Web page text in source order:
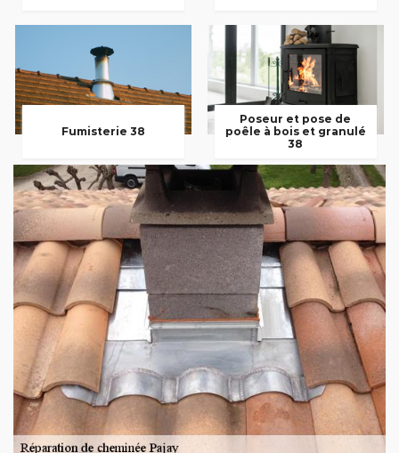
Fumisterie 38
Poseur et pose de
poêle à bois et granulé
38